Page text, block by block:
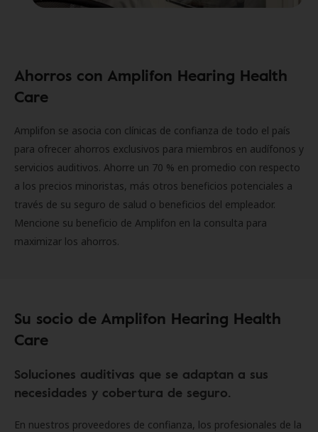
Ahorros con Amplifon Hearing Health
Care
Amplifon se asocia con clínicas de confianza de todo el país
para ofrecer ahorros exclusivos para miembros en audífonos y
servicios auditivos. Ahorre un 70 % en promedio con respecto
a los precios minoristas, más otros beneficios potenciales a
través de su seguro de salud o beneficios del empleador.
Mencione su beneficio de Amplifon en la consulta para
maximizar los ahorros.
Su socio de Amplifon Hearing Health
Care
Soluciones auditivas que se adaptan a sus
necesidades y cobertura de seguro.
En nuestros proveedores de confianza, los profesionales de la